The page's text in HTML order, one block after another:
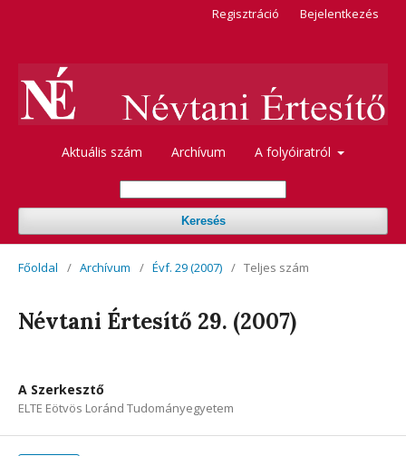
Aktuális szám Archívum A folyóiratról
Keresés
Regisztráció Bejelentkezés
Főoldal / Archívum / Évf. 29 (2007) / Teljes szám
Névtani Értesítő 29. (2007)
A Szerkesztő
ELTE Eötvös Loránd Tudományegyetem